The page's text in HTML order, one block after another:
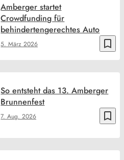
bookmark_border
5. März 2026
Amberger startet
Crowdfunding für
behindertengerechtes Auto
bookmark_border
7. Aug. 2026
So entsteht das 13. Amberger
Brunnenfest